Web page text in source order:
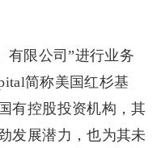
有限公司”进行业务
简称美国红杉基
有控股投资机构，其
发展潜力，也为其未